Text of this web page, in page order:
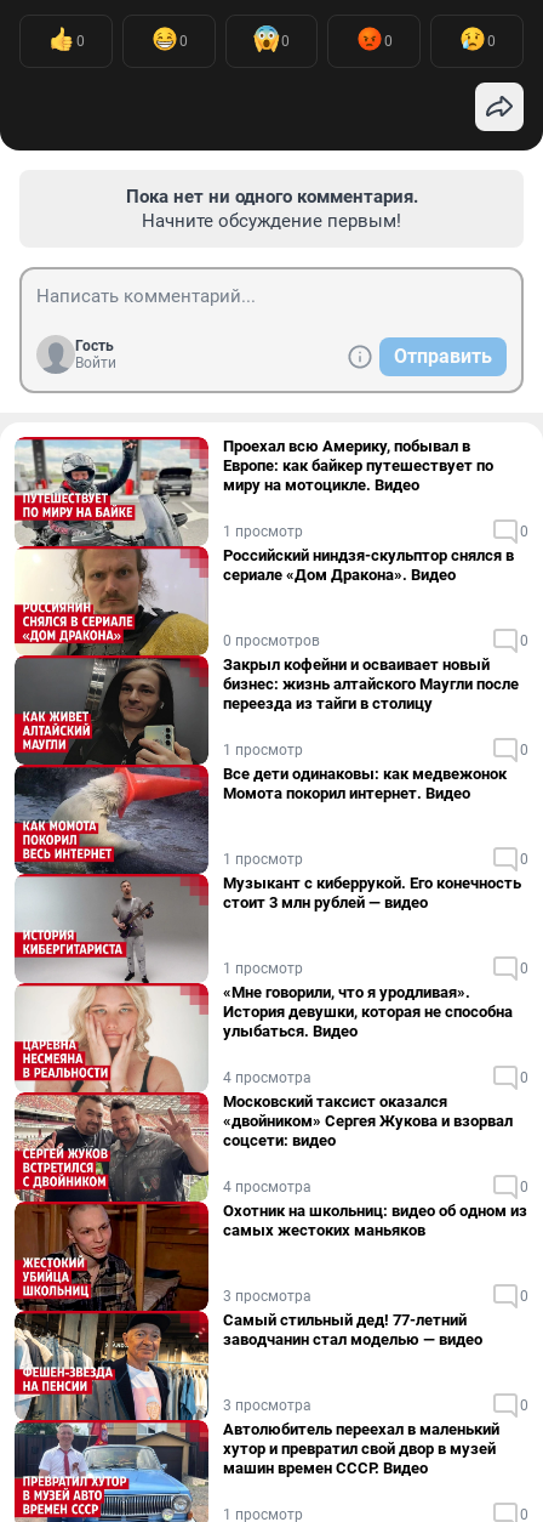
0 0 0 0 0
Пока нет ни одного комментария.
Начните обсуждение первым!
Гость
Войти
Отправить
Проехал всю Америку, побывал в
Европе: как байкер путешествует по
миру на мотоцикле. Видео
1 просмотр 0
Российский ниндзя-скульптор снялся в
сериале «Дом Дракона». Видео
0 просмотров 0
Закрыл кофейни и осваивает новый
бизнес: жизнь алтайского Маугли после
переезда из тайги в столицу
1 просмотр 0
Все дети одинаковы: как медвежонок
Момота покорил интернет. Видео
1 просмотр 0
Музыкант с киберрукой. Его конечность
стоит 3 млн рублей — видео
1 просмотр 0
«Мне говорили, что я уродливая».
История девушки, которая не способна
улыбаться. Видео
4 просмотра 0
Московский таксист оказался
«двойником» Сергея Жукова и взорвал
соцсети: видео
4 просмотра 0
Охотник на школьниц: видео об одном из
самых жестоких маньяков
3 просмотра 0
Самый стильный дед! 77-летний
заводчанин стал моделью — видео
3 просмотра 0
Автолюбитель переехал в маленький
хутор и превратил свой двор в музей
машин времен СССР. Видео
1 просмотр 0